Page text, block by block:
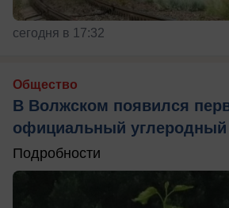
сегодня в 17:32
Общество
В Волжском появился
официальный углеродный
Подробности